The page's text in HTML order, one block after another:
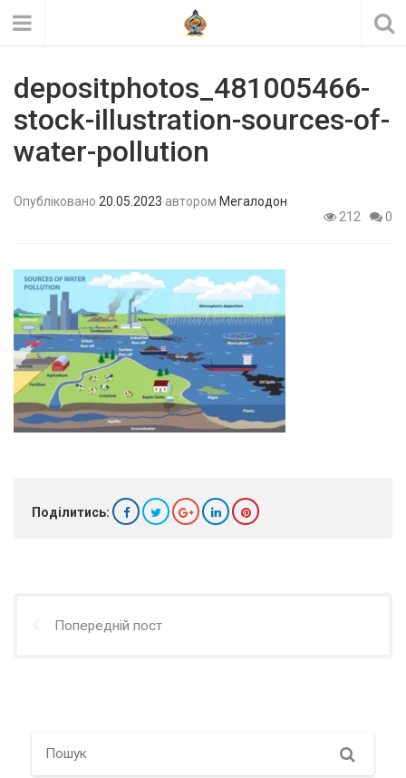
depositphotos_481005466-
stock-illustration-sources-of-
water-pollution
Опубліковано 20.05.2023 автором Мегалодон
212
0
Поділитись:
Попередній пост
Search